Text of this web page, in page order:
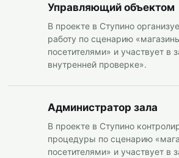
Управляющий объектом
В проекте в Ступино
работу по сценарию
посетителями» и участвует в
внутренней проверке».
Администратор зала
В проекте в Ступино
процедуры по сценарию
посетителями» и участвует в